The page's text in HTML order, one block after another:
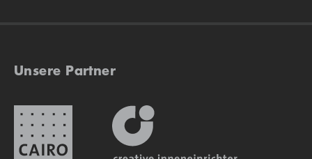
Unsere Partner